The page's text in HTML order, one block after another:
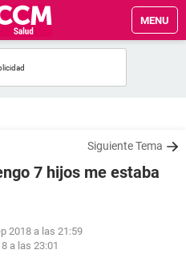
MENU
Siguiente Tema
7 hijos me estaba
2018 a las 21:59
a las 23:01